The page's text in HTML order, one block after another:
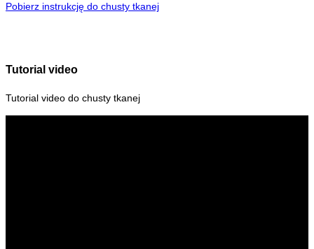
Pobierz instrukcję do chusty tkanej
Tutorial video
Tutorial video do chusty tkanej